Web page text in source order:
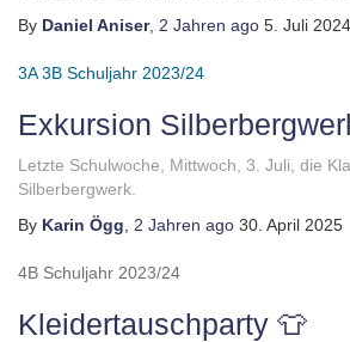
By Daniel Aniser, 2 Jahren ago 5. Juli 2024
3A 3B Schuljahr 2023/24
Exkursion
Letzte Schulwoche, Mittwoch, 3. Juli, die
Silberbergwerk.
By Karin Ögg 2 Jahren ago 30. April 2025
4B Schuljahr 2023/24
Kleidertauschparty 👕